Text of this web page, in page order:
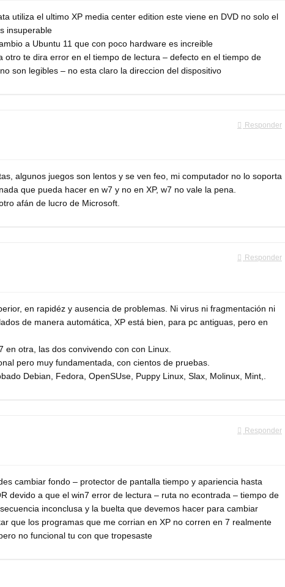
utiliza el ultimo XP media center edition este viene en DVD no solo el
insuperable
a Ubuntu 11 que con poco hardware es increible
te dira error en el tiempo de lectura – defecto en el tiempo de
son legibles – no esta claro la direccion del dispositivo
Responder
algunos juegos son lentos y se ven feo, mi computador no lo soporta
que pueda hacer en w7 y no en XP, w7 no vale la pena.
afán de lucro de Microsoft.
Responder
en rapidéz y ausencia de problemas. Ni virus ni fragmentación ni
de manera automática, XP está bien, para pc antiguas, pero en
en otra, las dos convivendo con con Linux.
pero muy fundamentada, con cientos de pruebas.
Debian, Fedora, OpenSUse, Puppy Linux, Slax, Molinux, Mint,.
Responder
cambiar fondo – protector de pantalla tiempo y apariencia hasta
devido a que el win7 error de lectura – ruta no econtrada – tiempo de
inconclusa y la buelta que devemos hacer para cambiar
que los programas que me corrian en XP no corren en 7 realmente
no funcional tu con que tropesaste